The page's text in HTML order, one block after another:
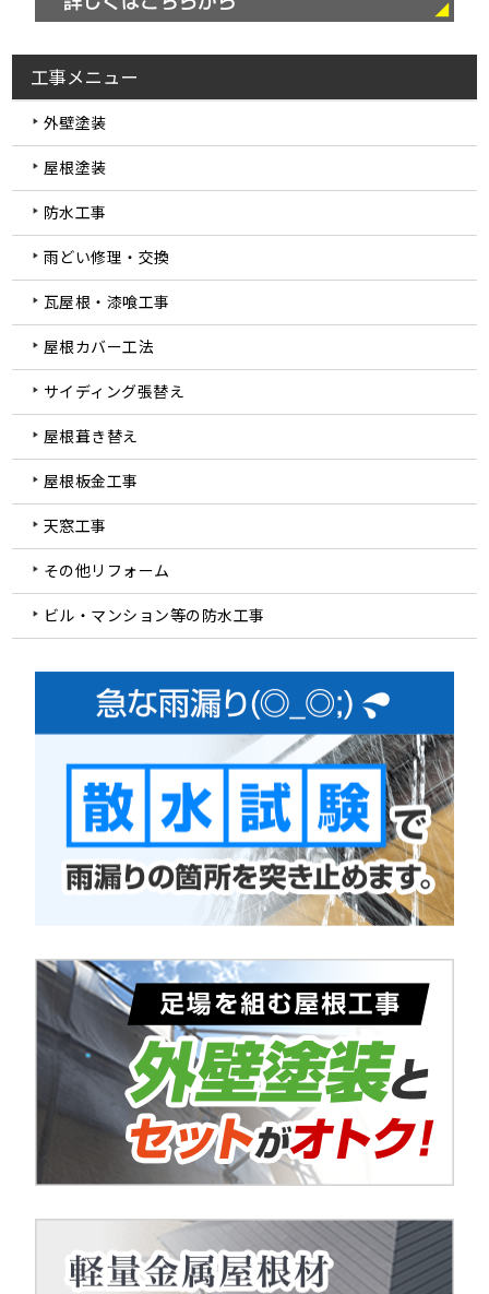
工事メニュー
外壁塗装
屋根塗装
防水工事
雨どい修理・交換
瓦屋根・漆喰工事
屋根カバー工法
サイディング張替え
屋根葺き替え
屋根板金工事
天窓工事
その他リフォーム
ビル・マンション等の防水工事